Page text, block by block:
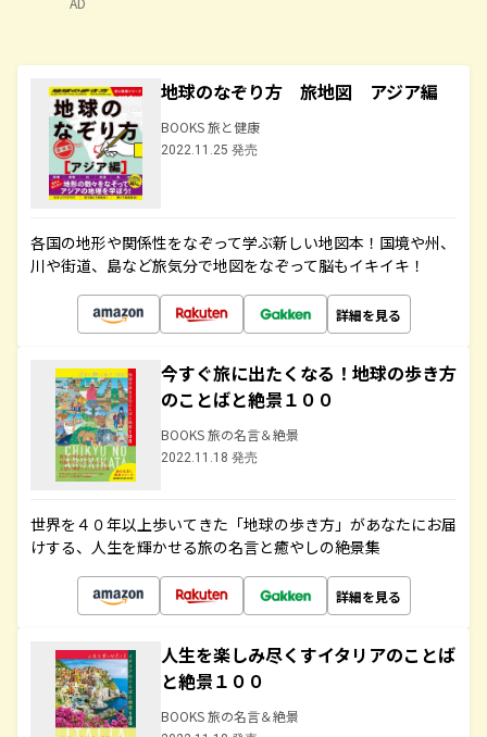
地球のなぞり方 旅地図 アジア編
BOOKS 旅と健康
2022.11.25 発売
各国の地形や関係性をなぞって学ぶ新しい地図本！国境や州、
川や街道、島など旅気分で地図をなぞって脳もイキイキ！
詳細を見る
今すぐ旅に出たくなる！地球の歩き方
のことばと絶景１００
BOOKS 旅の名言＆絶景
2022.11.18 発売
世界を４０年以上歩いてきた「地球の歩き方」があなたにお届
けする、人生を輝かせる旅の名言と癒やしの絶景集
詳細を見る
人生を楽しみ尽くすイタリアのことば
と絶景１００
BOOKS 旅の名言＆絶景